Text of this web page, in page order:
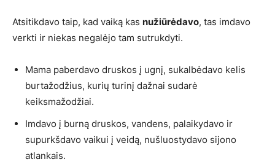
Atsitikdavo taip, kad vaiką kas nužiūrėdavo, tas imdavo
verkti ir niekas negalėjo tam sutrukdyti.
Mama paberdavo druskos į ugnį, sukalbėdavo kelis
burtažodžius, kurių turinį dažnai sudarė
keiksmažodžiai.
Imdavo į burną druskos, vandens, palaikydavo ir
supurkšdavo vaikui į veidą, nušluostydavo sijono
atlankais.